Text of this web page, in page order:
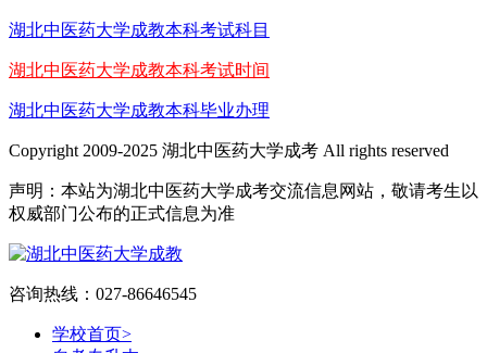
湖北中医药大学成教本科考试科目
湖北中医药大学成教本科考试时间
湖北中医药大学成教本科毕业办理
Copyright 2009-2025 湖北中医药大学成考 All rights reserved
声明：本站为湖北中医药大学成考交流信息网站，敬请考生以
权威部门公布的正式信息为准
咨询热线：027-86646545
学校首页>